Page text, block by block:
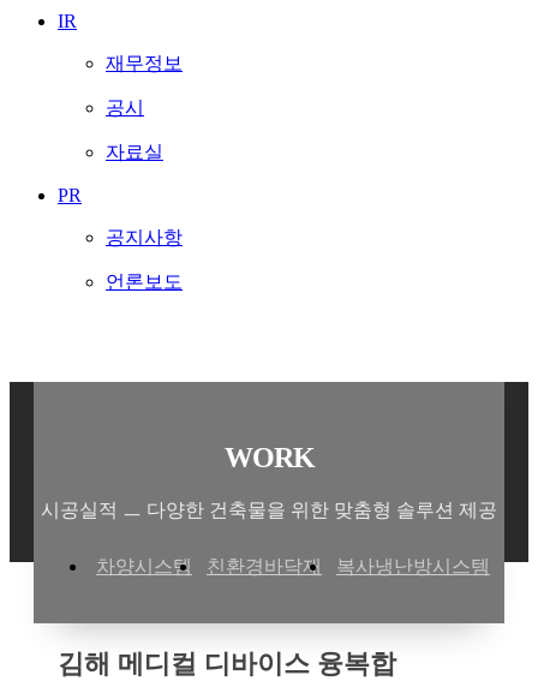
IR
재무정보
공시
자료실
PR
공지사항
언론보도
WORK
시공실적 ㅡ 다양한 건축물을 위한 맞춤형 솔루션 제공
차양시스템 친환경바닥재 복사냉난방시스템
김해 메디컬 디바이스 융복합